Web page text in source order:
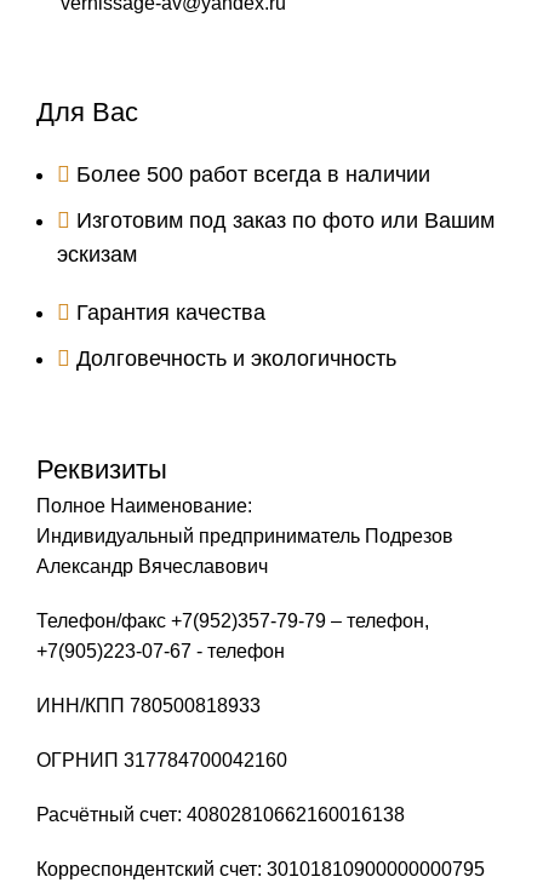
Для Вас
Более 500 работ всегда в наличии
Изготовим под заказ по фото или Вашим
эскизам
Гарантия качества
Долговечность и экологичность
Реквизиты
Полное Наименование:
Индивидуальный предприниматель Подрезов
Александр Вячеславович
Телефон/факс +7(952)357-79-79 – телефон,
+7(905)223-07-67 - телефон
ИНН/КПП 780500818933
ОГРНИП 317784700042160
Расчётный счет: 40802810662160016138
Корреспондентский счет: 30101810900000000795